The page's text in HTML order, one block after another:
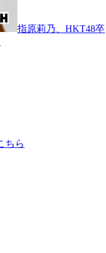
指原莉乃、HKT48卒